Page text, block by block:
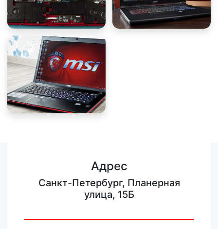
Адрес
Санкт-Петербург, Планерная
улица, 15Б